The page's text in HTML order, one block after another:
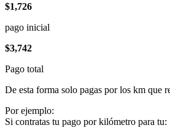
$1,726
pago inicial
$3,742
Pago total
De esta forma solo pagas por los km que
Por ejemplo:
Si contratas tu pago por kilómetro para tu: